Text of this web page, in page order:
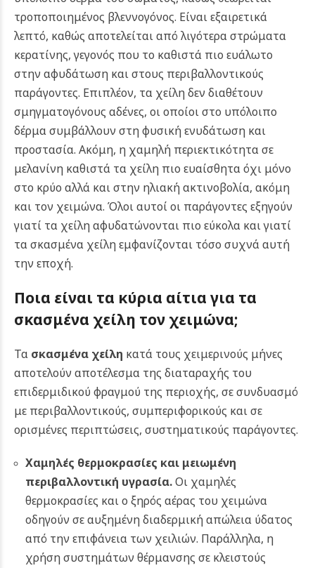
τροποποιημένος βλεννογόνος. Είναι εξαιρετικά
λεπτό, καθώς αποτελείται από λιγότερα στρώματα
κερατίνης, γεγονός που το καθιστά πιο ευάλωτο
στην αφυδάτωση και στους περιβαλλοντικούς
παράγοντες. Επιπλέον, τα χείλη δεν διαθέτουν
σμηγματογόνους αδένες, οι οποίοι στο υπόλοιπο
δέρμα συμβάλλουν στη φυσική ενυδάτωση και
προστασία. Ακόμη, η χαμηλή περιεκτικότητα σε
μελανίνη καθιστά τα χείλη πιο ευαίσθητα όχι μόνο
στο κρύο αλλά και στην ηλιακή ακτινοβολία, ακόμη
και τον χειμώνα. Όλοι αυτοί οι παράγοντες εξηγούν
γιατί τα χείλη αφυδατώνονται πιο εύκολα και γιατί
τα σκασμένα χείλη εμφανίζονται τόσο συχνά αυτή
την εποχή.
Ποια είναι τα κύρια αίτια για τα
σκασμένα χείλη τον χειμώνα;
Τα σκασμένα χείλη κατά τους χειμερινούς μήνες
αποτελούν αποτέλεσμα της διαταραχής του
επιδερμιδικού φραγμού της περιοχής, σε συνδυασμό
με περιβαλλοντικούς, συμπεριφορικούς και σε
ορισμένες περιπτώσεις, συστηματικούς παράγοντες.
Χαμηλές θερμοκρασίες και μειωμένη
περιβαλλοντική υγρασία. Οι χαμηλές
θερμοκρασίες και ο ξηρός αέρας του χειμώνα
οδηγούν σε αυξημένη διαδερμική απώλεια ύδατος
από την επιφάνεια των χειλιών. Παράλληλα, η
χρήση συστημάτων θέρμανσης σε κλειστούς